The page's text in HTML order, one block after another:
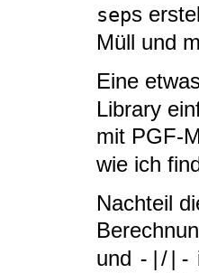
seps
Müll und
Eine
Library
mit PGF-
wie ich
Nachteil
und -| / |-